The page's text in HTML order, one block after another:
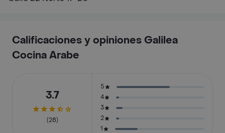
Calificaciones y opiniones Galilea
Cocina Arabe
3.7
(28)
5
4
3
2
1